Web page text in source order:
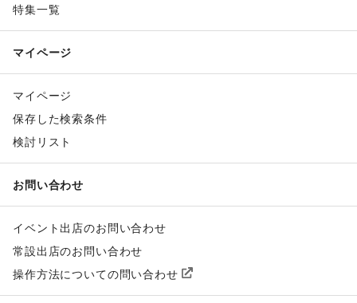
特集一覧
マイページ
マイページ
保存した検索条件
検討リスト
お問い合わせ
イベント出店のお問い合わせ
常設出店のお問い合わせ
操作方法についての問い合わせ